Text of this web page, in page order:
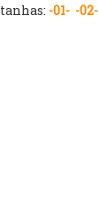
-01- -02-